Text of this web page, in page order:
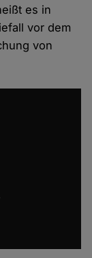
es in
vor dem
von